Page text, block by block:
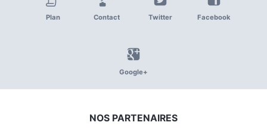
Plan Contact Twitter Facebook
Google+
NOS PARTENAIRES